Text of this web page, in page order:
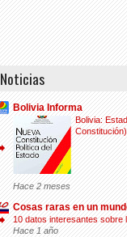
Noticias
Bolivia Informa
Bolivia:
Constitución)
Hace 2 meses
Cosas raras en un
10 datos interesantes sobre
Hace 1 año